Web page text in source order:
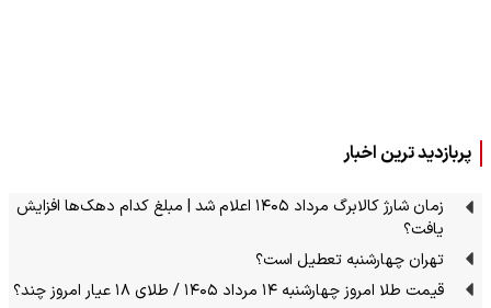
پربازدید ترین اخبار
زمان شارژ کالابرگ مرداد ۱۴۰۵ اعلام شد | مبلغ کدام دهک‌ها افزایش
یافت؟
تهران چهارشنبه تعطیل است؟
قیمت طلا امروز چهارشنبه ۱۴ مرداد ۱۴۰۵ / طلای ۱۸ عیار امروز چند؟